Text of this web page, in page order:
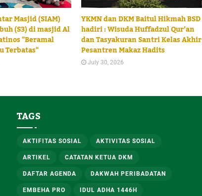
Masjid (SIAM)
(S3) di masjid Al
"Beramal
Terbatas"
YKMN dan DKM Baitul Hikmah BSD
hadiri : Wisuda Huffadzul Qur’an
dan Tasyakuran Santri Kelas Akhir
Pesantren Makaz Hadits
July 30, 2026
TAGS
AKTIFITAS SOSIAL AKTIVITAS SOSIAL
ARTIKEL CATATAN KETUA DKM
DAFTAR AGENDA DAKWAH PERIBADATAN
EMBEHA PRO IDUL ADHA 1446H